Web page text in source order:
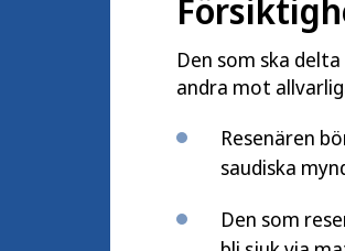
Den som ska
andra mot
Resenären
saudiska
Den som